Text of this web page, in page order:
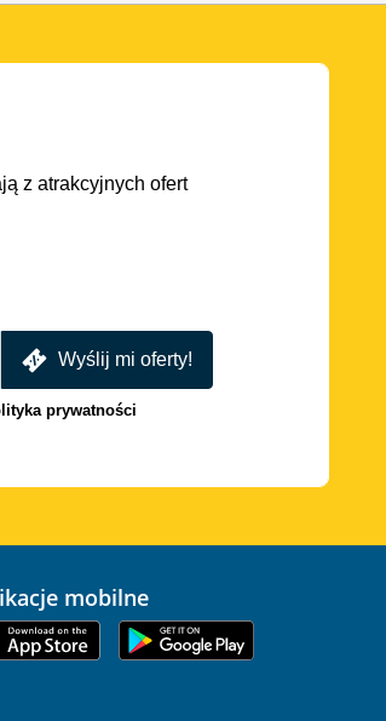
z atrakcyjnych ofert
Wyślij mi oferty!
prywatności
mobilne